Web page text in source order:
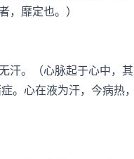
靡定也。）
汗。（心脉起于心中，其
。心在液为汗，今病热，